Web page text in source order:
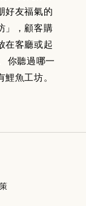
好友福氣的
」，顧客購
在客廳或起
你聽過哪一
魚工坊。